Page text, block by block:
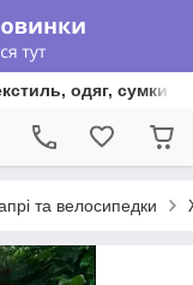
одяг, сумки
та велосипедки